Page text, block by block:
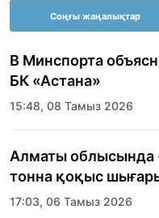
Соңғы жаңалықтар
В Минспорта
БК «Астана»
15:48, 08 Тамыз 2026
Алматы облысында
тонна қоқыс
17:03, 06 Тамыз 2026